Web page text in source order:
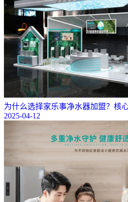
为什么选择家乐事净水器加盟？核
2025-04-12